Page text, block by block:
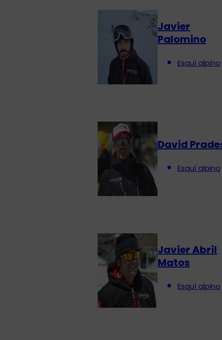
Javier
Palomino
Esquí alpino
David
Esquí alpino
Javier Abril
Matos
Esquí alpino